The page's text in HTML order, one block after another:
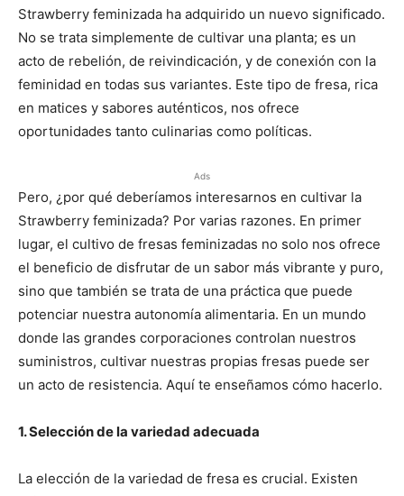
Strawberry feminizada ha adquirido un nuevo significado.
No se trata simplemente de cultivar una planta; es un
acto de rebelión, de reivindicación, y de conexión con la
feminidad en todas sus variantes. Este tipo de fresa, rica
en matices y sabores auténticos, nos ofrece
oportunidades tanto culinarias como políticas.
Ads
Pero, ¿por qué deberíamos interesarnos en cultivar la
Strawberry feminizada? Por varias razones. En primer
lugar, el cultivo de fresas feminizadas no solo nos ofrece
el beneficio de disfrutar de un sabor más vibrante y puro,
sino que también se trata de una práctica que puede
potenciar nuestra autonomía alimentaria. En un mundo
donde las grandes corporaciones controlan nuestros
suministros, cultivar nuestras propias fresas puede ser
un acto de resistencia. Aquí te enseñamos cómo hacerlo.
1. Selección de la variedad adecuada
La elección de la variedad de fresa es crucial. Existen